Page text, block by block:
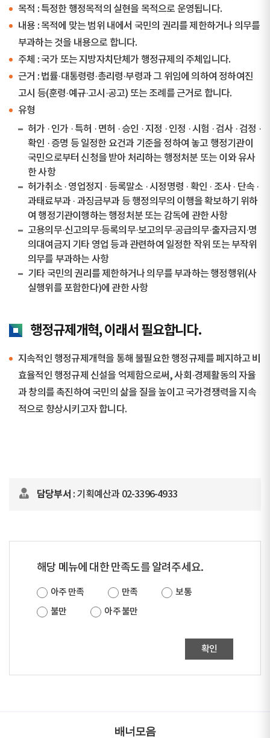
목적 : 특정한 행정목적의 실현을 목적으로 운영됩니다.
내용 : 목적에 맞는 범위 내에서 국민의 권리를 제한하거나 의무를
부과하는 것을 내용으로 합니다.
주체 : 국가 또는 지방자치단체가 행정규제의 주체입니다.
근거 : 법률·대통령령·총리령·부령과 그 위임에 의하여 정하여진
고시 등(훈령·예규·고시·공고) 또는 조례를 근거로 합니다.
유형
허가 · 인가 · 특허 · 면허 · 승인 · 지정 · 인정 · 시험 · 검사 · 검정 ·
확인 · 증명 등 일정한 요건과 기준을 정하여 놓고 행정기관이
국민으로부터 신청을 받아 처리하는 행정처분 또는 이와 유사
한 사항
허가취소 · 영업정지 · 등록말소 · 시정명령 · 확인 · 조사 · 단속 ·
과태료부과 · 과징금부과 등 행정의무의 이행을 확보하기 위하
여 행정기관이행하는 행정처분 또는 감독에 관한 사항
고용의무·신고의무·등록의무·보고의무·공급의무·출자금지·명
의대여금지 기타 영업 등과 관련하여 일정한 작위 또는 부작위
의무를 부과하는 사항
기타 국민의 권리를 제한하거나 의무를 부과하는 행정행위(사
실행위를 포함한다)에 관한 사항
행정규제개혁, 이래서 필요합니다.
지속적인 행정규제개혁을 통해 불필요한 행정규제를 폐지하고 비
효율적인 행정규제 신설을 억제함으로써, 사회·경제활동의 자율
과 창의를 촉진하여 국민의 삶을 질을 높이고 국가경쟁력을 지속
적으로 향상시키고자 합니다.
담당부서 : 기획예산과 02-3396-4933
해당 메뉴에 대한 만족도를 알려주세요.
아주 만족 만족
보통
불만
아주 불만
확인
배너모음